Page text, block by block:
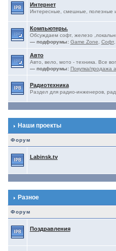
Интернет
Интересные, смешные, полезные
Компьютеры.
Обсуждаем софт, железо
— подфорумы: Game Zone Софт,
Авто
Авто, вело, мото - техника. Все
— подфорумы: Покупка/продажа
Радиотехника
Раздел для радио-инженеров,
Наши проекты
Форум
Labinsk.tv
Разное
Форум
Поздравления